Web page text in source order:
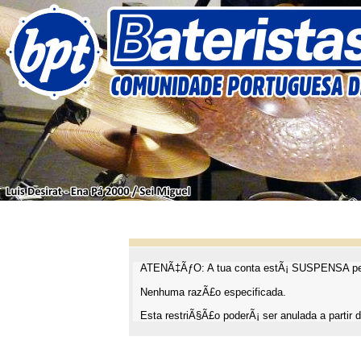
ATENÃ‡ÃƒO: A tua conta estÃ¡ SUSPENSA
Nenhuma razÃ£o especificada.
Esta restriÃ§Ã£o poderÃ¡ ser anulada a partir